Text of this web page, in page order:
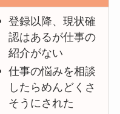
登録以降、現状確
認はあるが仕事の
紹介がない
仕事の悩みを相談
したらめんどくさ
そうにされた